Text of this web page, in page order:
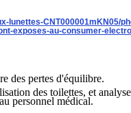
CNT000001mKN05/
exposes-au-consumer-
des pertes d'équilibre.
des toilettes, et
personnel médical.